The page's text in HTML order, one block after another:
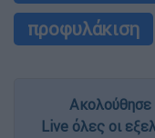
προφυλάκιση
Live όλες οι